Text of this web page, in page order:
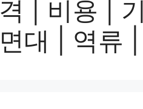
격 | 비용 |
면대 | 역류